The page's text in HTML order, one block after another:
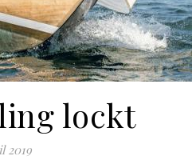
lockt
2019